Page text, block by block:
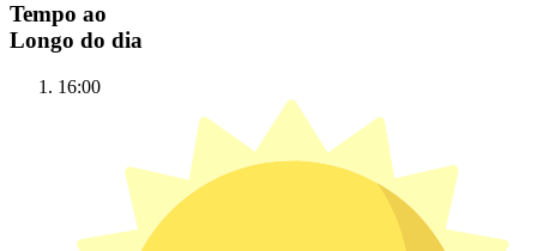
Tempo ao
Longo do dia
16:00